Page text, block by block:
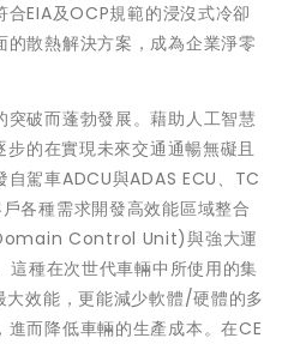
EIA及OCP規範的浸沒式冷卻
散熱解決方案，成為企業淨零
破而蓬勃發展。藉助人工智慧
的在實現未來交通通暢無礙且
駕車ADCU與ADAS ECU、TC
各種需求開發高效能區域整合
Control Unit)與強大運
種在次世代車輛中所使用的集
效能，更能減少軟體/硬體的多
而降低車輛的生產成本。在CE